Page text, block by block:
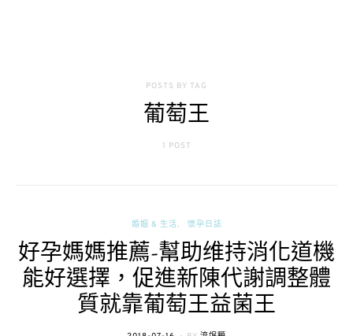
POSTS BY TAG
葡萄王
1 POST
婚姻 & 生活 懷孕日誌
好孕媽媽推薦-幫助维持消化道機
能好選擇，促進新陳代謝調整體
質就靠葡萄王益菌王